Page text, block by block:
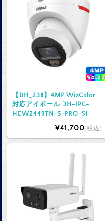
【DH_238】4MP WizColor
対応アイボール DH-IPC-
HDW2449TN-S-PRO-S1
¥41,700(税込)